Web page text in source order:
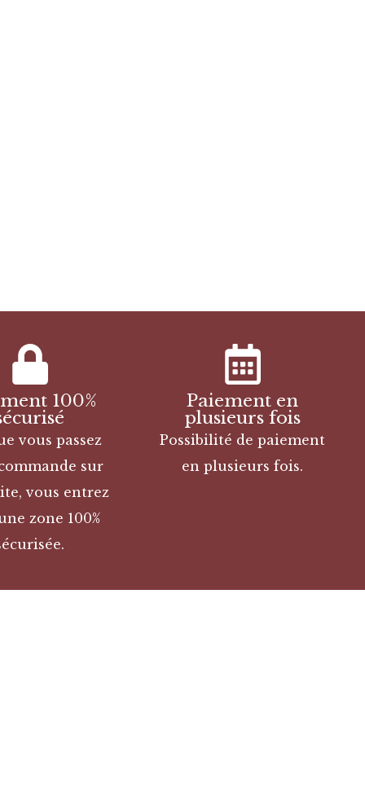
100%
vous passez
sur
vous entrez
zone 100%
Paiement en
plusieurs fois
Possibilité de paiement
en plusieurs fois.